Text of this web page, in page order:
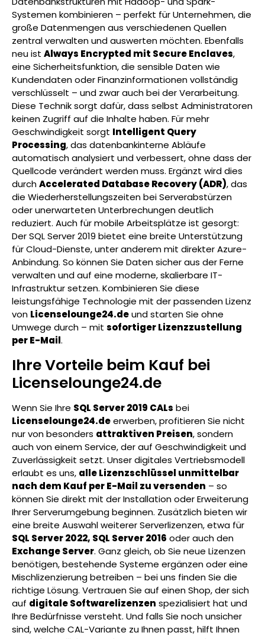
Systemen kombinieren – perfekt für Unternehmen, die
große Datenmengen aus verschiedenen Quellen
zentral verwalten und auswerten möchten. Ebenfalls
neu ist Always Encrypted mit Secure Enclaves,
eine Sicherheitsfunktion, die sensible Daten wie
Kundendaten oder Finanzinformationen vollständig
verschlüsselt – und zwar auch bei der Verarbeitung.
Diese Technik sorgt dafür, dass selbst Administratoren
keinen Zugriff auf die Inhalte haben. Für mehr
Geschwindigkeit sorgt Intelligent Query
Processing, das datenbankinterne Abläufe
automatisch analysiert und verbessert, ohne dass der
Quellcode verändert werden muss. Ergänzt wird dies
durchAccelerated Database Recovery (ADR), das
die Wiederherstellungszeiten bei Serverabstürzen
oder unerwarteten Unterbrechungen deutlich
reduziert. Auch für mobile Arbeitsplätze ist gesorgt:
Der SQL Server 2019 bietet eine breite Unterstützung
für Cloud-Dienste, unter anderem mit direkter Azure-
Anbindung. So können Sie Daten sicher aus der Ferne
verwalten und auf eine moderne, skalierbare IT-
Infrastruktur setzen. Kombinieren Sie diese
leistungsfähige Technologie mit der passenden Lizenz
von Licenselounge24.deund starten Sie ohne
Umwege durch – mit sofortiger Lizenzzustellung
per E-Mail.
Ihre Vorteile beim Kauf bei
Licenselounge24.de
Wenn Sie Ihre SQL Server 2019 CALs bei
Licenselounge24.deerwerben, profitieren Sie nicht
nur von besonders attraktiven Preisen, sondern
auch von einem Service, der auf Geschwindigkeit und
Zuverlässigkeit setzt. Unser digitales Vertriebsmodell
erlaubt es uns, alle Lizenzschlüssel unmittelbar
nach dem Kauf per E-Mail zu versenden – so
können Sie direkt mit der Installation oder Erweiterung
Ihrer Serverumgebung beginnen. Zusätzlich bieten wir
eine breite Auswahl weiterer Serverlizenzen, etwa für
SQL Server 2022, SQL Server 2016 oder auch den
Exchange Server. Ganz gleich, ob Sie neue Lizenzen
benötigen, bestehende Systeme ergänzen oder eine
Mischlizenzierung betreiben – bei uns finden Sie die
richtige Lösung. Vertrauen Sie auf einen Shop, der sich
auf digitale Softwarelizenzen spezialisiert hat und
Ihre Bedürfnisse versteht. Und falls Sie noch unsicher
sind, welche CAL-Variante zu Ihnen passt, hilft Ihnen